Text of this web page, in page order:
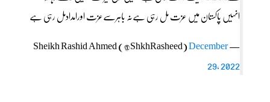
انہیں پاکستان میں عزت مل رہی ہےنہ باہرسےعزت اورامدادمل رہی ہے
— Sheikh Rashid Ahmed (@ShkhRasheed)
December
29, 2022